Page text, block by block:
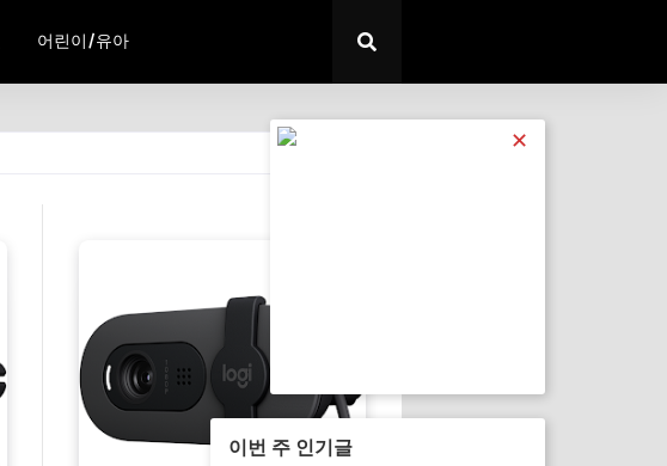
어린이/유아
✕
이번 주 인기글